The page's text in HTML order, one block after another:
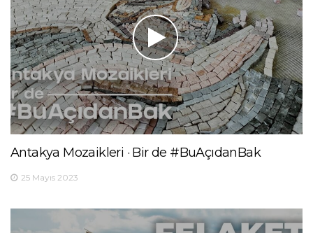
Antakya Mozaikleri · Bir de #BuAçıdanBak
25 Mayıs 2023